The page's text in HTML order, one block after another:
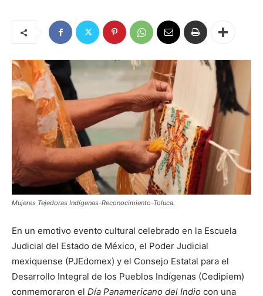
Mujeres Tejedoras Indígenas-Reconocimiento-Toluca.
En un emotivo evento cultural celebrado en la Escuela
Judicial del Estado de México, el Poder Judicial
mexiquense (PJEdomex) y el Consejo Estatal para el
Desarrollo Integral de los Pueblos Indígenas (Cedipiem)
conmemoraron el Día Panamericano del Indio con una